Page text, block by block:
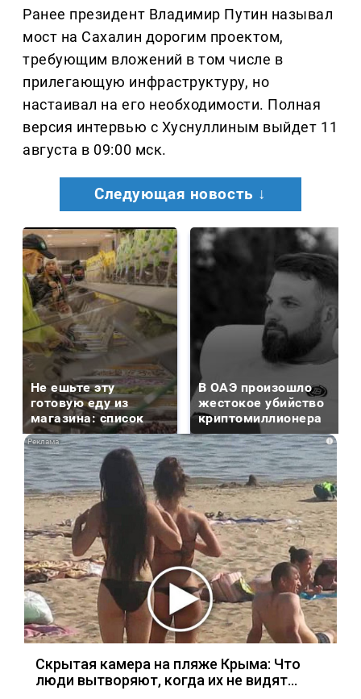
Ранее президент Владимир Путин называл
мост на Сахалин дорогим проектом,
требующим вложений в том числе в
прилегающую инфраструктуру, но
настаивал на его необходимости. Полная
версия интервью с Хуснуллиным выйдет 11
августа в 09:00 мск.
Следующая новость ↓
Не ешьте эту
готовую еду из
магазина: список
В ОАЭ произошло
жестокое убийство
криптомиллионера
i
Скрытая камера на пляже Крыма: Что
люди вытворяют, когда их не видят...